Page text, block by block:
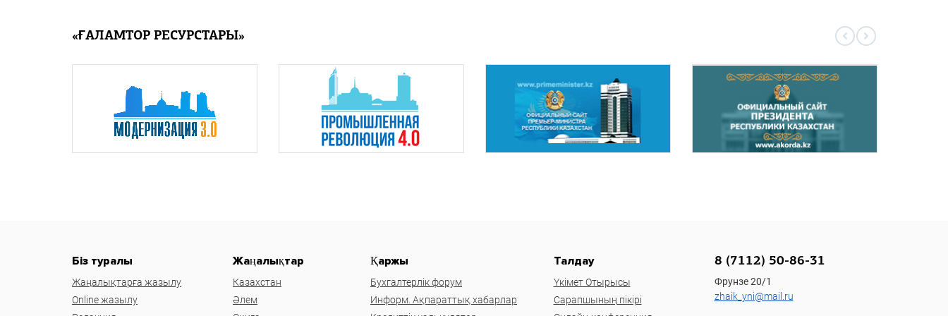
«ҒАЛАМТОР РЕСУРСТАРЫ»
Біз туралы
Жаңалықтарға жазылу
Online жазылу
Жаңалықтар
Казахстан
Әлем
Қаржы
Бухгалтерлік форум
Информ. Ақпараттық хабарлар
Талдау
Үкімет Отырысы
Сарапшының пікірі
8 (7112) 50-86-31
Фрунзе 20/1
zhaik_yni@mail.ru